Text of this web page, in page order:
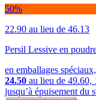
50%
22.90 au lieu de 46.13
Persil Lessive en
en emballages
24.50 au lieu de 49.60,
jusqu’à épuisement du